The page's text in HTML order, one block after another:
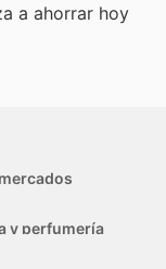
a ahorrar hoy
y perfumería